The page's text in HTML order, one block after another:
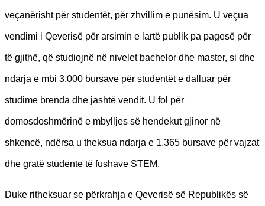
veçanërisht për studentët, për zhvillim e punësim. U veçua
vendimi i Qeverisë për arsimin e lartë publik pa pagesë për
të gjithë, që studiojnë në nivelet bachelor dhe master, si dhe
ndarja e mbi 3.000 bursave për studentët e dalluar për
studime brenda dhe jashtë vendit. U fol për
domosdoshmërinë e mbylljes së hendekut gjinor në
shkencë, ndërsa u theksua ndarja e 1.365 bursave për vajzat
dhe gratë studente të fushave STEM.
Duke ritheksuar se përkrahja e Qeverisë së Republikës së